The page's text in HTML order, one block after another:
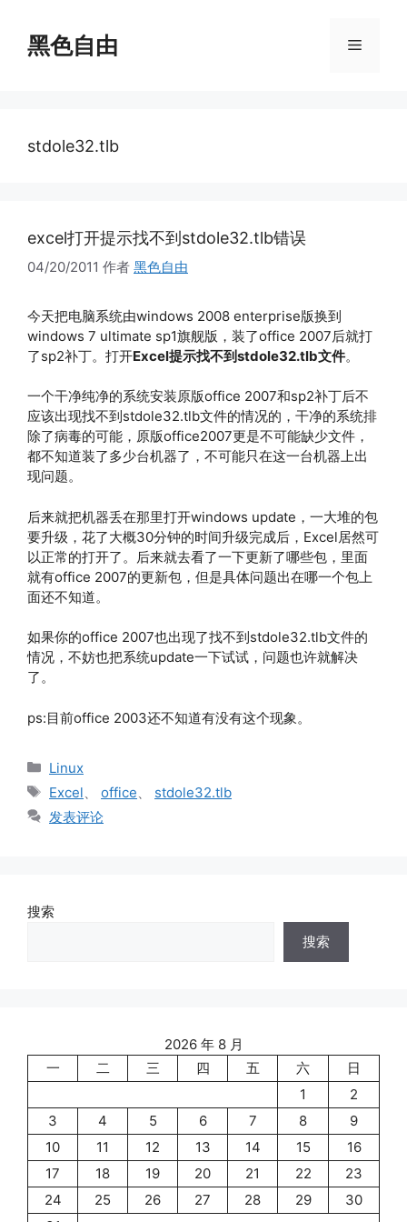
黑色自由 菜
stdole32.tlb
excel打开提示找不到stdole32.tlb错误
04/20/2011 作者 黑色自由
今天把电脑系统由windows 2008 enterprise版换到
windows 7 ultimate sp1旗舰版，装了office 2007后就打
了sp2补丁。打开Excel提示找不到stdole32.tlb文件。
一个干净纯净的系统安装原版office 2007和sp2补丁后不
应该出现找不到stdole32.tlb文件的情况的，干净的系统排
除了病毒的可能，原版office2007更是不可能缺少文件，
都不知道装了多少台机器了，不可能只在这一台机器上出
现问题。
后来就把机器丢在那里打开windows update，一大堆的包
要升级，花了大概30分钟的时间升级完成后，Excel居然可
以正常的打开了。后来就去看了一下更新了哪些包，里面
就有office 2007的更新包，但是具体问题出在哪一个包上
面还不知道。
如果你的office 2007也出现了找不到stdole32.tlb文件的
情况，不妨也把系统update一下试试，问题也许就解决
了。
ps:目前office 2003还不知道有没有这个现象。
分
类
Linux
标
签
Excel office
stdole32.tlb
发表评论
搜索
搜索
2026 年 8 月
一
二 三 四 五 六
日
1
2
3
4 5 6 7 8
9
10
11 12 13 14 15
16
17
18 19 20 21 22
23
24
25 26 27 28 29
30